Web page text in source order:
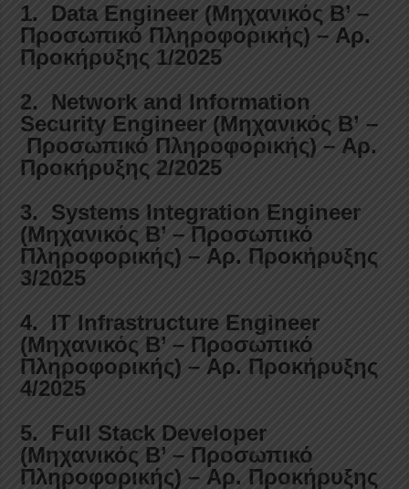
1. Data Engineer (Μηχανικός Β’ –
Προσωπικό Πληροφορικής) – Αρ.
Προκήρυξης 1/2025
2. Network and Information
Security Engineer (Μηχανικός Β’ –
Προσωπικό Πληροφορικής) – Αρ.
Προκήρυξης 2/2025
3. Systems Integration Engineer
(Μηχανικός Β’ – Προσωπικό
Πληροφορικής) – Αρ. Προκήρυξης
3/2025
4. IT Infrastructure Engineer
(Μηχανικός Β’ – Προσωπικό
Πληροφορικής) – Αρ. Προκήρυξης
4/2025
5. Full Stack Developer
(Μηχανικός Β’ – Προσωπικό
Πληροφορικής) – Αρ. Προκήρυξης